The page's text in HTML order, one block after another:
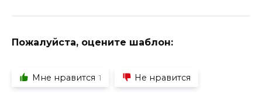
Пожалуйста, оцените шаблон:
Мне нравится 1 Не нравится